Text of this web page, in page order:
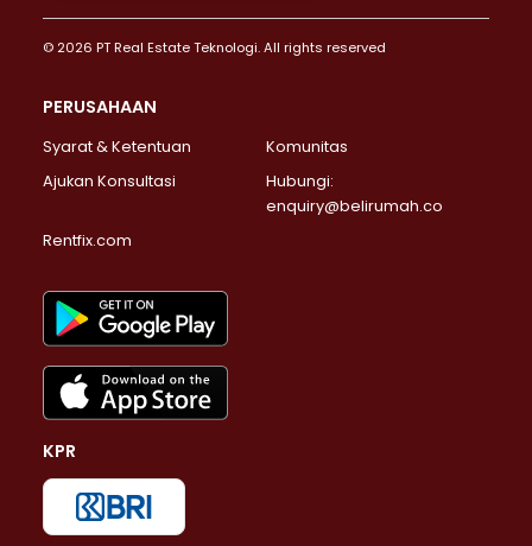
© 2026 PT Real Estate Teknologi. All rights reserved
PERUSAHAAN
Syarat & Ketentuan
Komunitas
Ajukan Konsultasi
Hubungi:
enquiry@belirumah.co
Rentfix.com
KPR